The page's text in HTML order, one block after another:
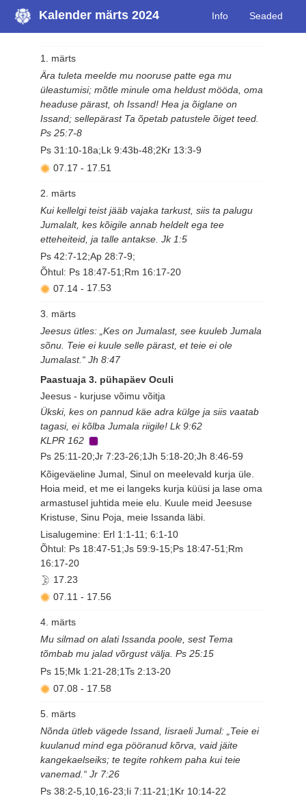
Kalender märts 2024 Info Seaded
1. märts
Ära tuleta meelde mu nooruse patte ega mu
üleastumisi; mõtle minule oma heldust mööda, oma
headuse pärast, oh Issand! Hea ja õiglane on
Issand; sellepärast Ta õpetab patustele õiget teed.
Ps 25:7-8
Ps 31:10-18a;Lk 9:43b-48;2Kr 13:3-9
07.17 - 17.51
2. märts
Kui kellelgi teist jääb vajaka tarkust, siis ta palugu
Jumalalt, kes kõigile annab heldelt ega tee
etteheiteid, ja talle antakse. Jk 1:5
Ps 42:7-12;Ap 28:7-9;
Õhtul: Ps 18:47-51;Rm 16:17-20
07.14 - 17.53
3. märts
Jeesus ütles: „Kes on Jumalast, see kuuleb Jumala
sõnu. Teie ei kuule selle pärast, et teie ei ole
Jumalast.“ Jh 8:47
Paastuaja 3. pühapäev Oculi
Jeesus - kurjuse võimu võitja
Ükski, kes on pannud käe adra külge ja siis vaatab
tagasi, ei kõlba Jumala riigile! Lk 9:62
KLPR 162
Ps 25:11-20;Jr 7:23-26;1Jh 5:18-20;Jh 8:46-59
Kõigeväeline Jumal, Sinul on meelevald kurja üle.
Hoia meid, et me ei langeks kurja küüsi ja lase oma
armastusel juhtida meie elu. Kuule meid Jeesuse
Kristuse, Sinu Poja, meie Issanda läbi.
Lisalugemine: Erl 1:1-11; 6:1-10
Õhtul: Ps 18:47-51;Js 59:9-15;Ps 18:47-51;Rm
16:17-20
17.23
07.11 - 17.56
4. märts
Mu silmad on alati Issanda poole, sest Tema
tõmbab mu jalad võrgust välja. Ps 25:15
Ps 15;Mk 1:21-28;1Ts 2:13-20
07.08 - 17.58
5. märts
Nõnda ütleb vägede Issand, Iisraeli Jumal: „Teie ei
kuulanud mind ega pööranud kõrva, vaid jäite
kangekaelseiks; te tegite rohkem paha kui teie
vanemad.“ Jr 7:26
Ps 38:2-5,10,16-23;Ii 7:11-21;1Kr 10:14-22